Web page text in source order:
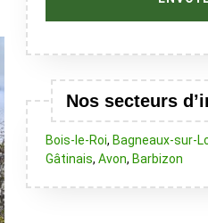
Nos secteurs
Bois-le-Roi, Bagneaux-sur-
Gâtinais, Avon, Barbizon